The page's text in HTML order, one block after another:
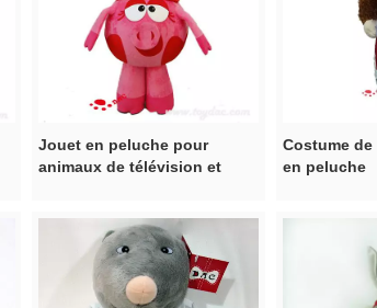
Jouet en peluche pour
animaux de télévision et
Costume
en peluche